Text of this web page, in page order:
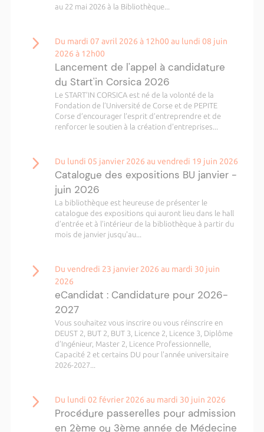
au 22 mai 2026 à la Bibliothèque...
Du mardi 07 avril 2026 à 12h00 au lundi 08 juin
2026 à 12h00
Lancement de l'appel à candidature
du Start'in Corsica 2026
Le START’IN CORSICA est né de la volonté de la
Fondation de l’Université de Corse et de PEPITE
Corse d’encourager l’esprit d’entreprendre et de
renforcer le soutien à la création d’entreprises...
Du lundi 05 janvier 2026 au vendredi 19 juin 2026
Catalogue des expositions BU janvier -
juin 2026
La bibliothèque est heureuse de présenter le
catalogue des expositions qui auront lieu dans le hall
d’entrée et à l’intérieur de la bibliothèque à partir du
mois de janvier jusqu'au...
Du vendredi 23 janvier 2026 au mardi 30 juin
2026
eCandidat : Candidature pour 2026-
2027
Vous souhaitez vous inscrire ou vous réinscrire en
DEUST 2, BUT 2, BUT 3, Licence 2, Licence 3, Diplôme
d’Ingénieur, Master 2, Licence Professionnelle,
Capacité 2 et certains DU pour l'année universitaire
2026-2027...
Du lundi 02 février 2026 au mardi 30 juin 2026
Procédure passerelles pour admission
en 2ème ou 3ème année de Médecine